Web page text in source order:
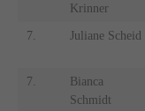
Krinner
7. Juliane Scheid
7.
Bianca
Schmidt